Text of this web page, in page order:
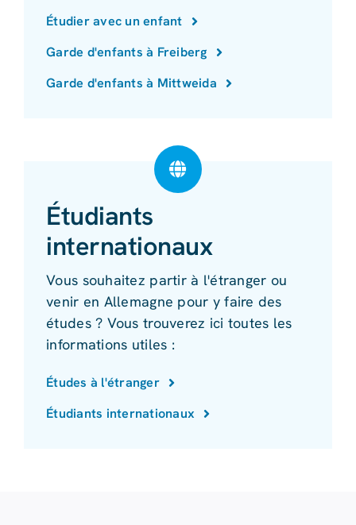
Étudier avec un enfant
Garde d'enfants à Freiberg
Garde d'enfants à Mittweida
Étudiants
internationaux
Vous souhaitez partir à l'étranger ou
venir en Allemagne pour y faire des
études ? Vous trouverez ici toutes les
informations utiles :
Études à l'étranger
Étudiants internationaux